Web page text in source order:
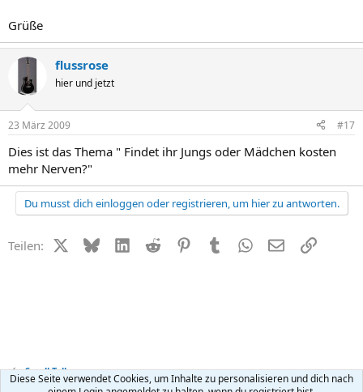
Grüße
flussrose
hier und jetzt
23 März 2009 #17
Dies ist das Thema " Findet ihr Jungs oder Mädchen kosten
mehr Nerven?"
Du musst dich einloggen oder registrieren, um hier zu antworten.
Teilen: X (Twitter)
BlueskyLinkedIn
Reddit PinterestTumblr WhatsApp
E-MailLink
Small Talk
Diese Seite verwendet Cookies, um Inhalte zu personalisieren und dich nach